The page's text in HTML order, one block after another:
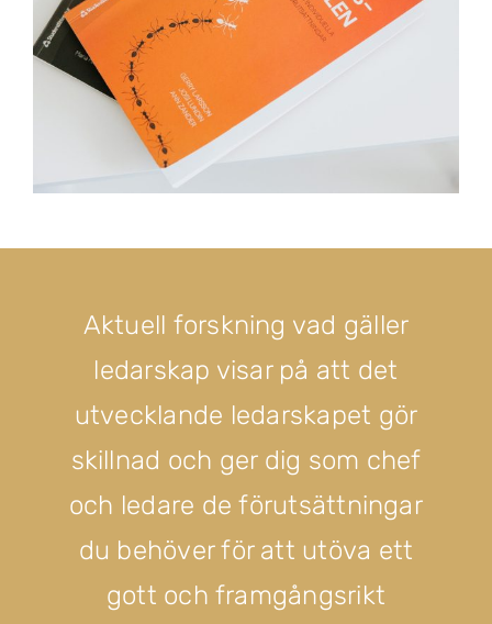
Aktuell forskning vad gäller
ledarskap visar på att det
utvecklande ledarskapet gör
skillnad och ger dig som chef
och ledare de förutsättningar
du behöver för att utöva ett
gott ochframgångsrikt